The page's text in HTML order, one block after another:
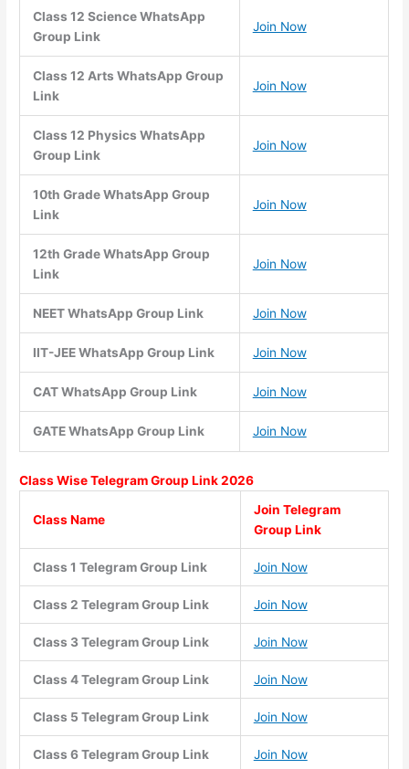
Class 12 Science WhatsApp
Group Link
Join Now
Class 12 Arts WhatsApp Group
Link
Join Now
Class 12 Physics WhatsApp
Group Link
Join Now
10th Grade WhatsApp Group
Link
Join Now
12th Grade WhatsApp Group
Link
Join Now
NEET WhatsApp Group Link Join Now
IIT-JEE WhatsApp Group Link Join Now
CAT WhatsApp Group Link Join Now
GATE WhatsApp Group Link Join Now
Class WiseTelegram Group Link 2026
Class Name
Join Telegram
Group Link
Class 1 Telegram Group Link Join Now
Class 2 Telegram Group Link Join Now
Class 3 Telegram Group Link Join Now
Class 4 Telegram Group Link Join Now
Class 5 Telegram Group Link Join Now
Class 6 Telegram Group Link Join Now